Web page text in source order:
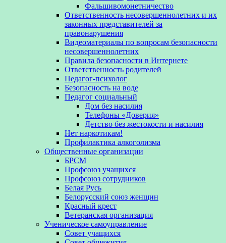
Фальшивомонетничество
Ответственность несовершеннолетних и их
законных представителей за
правонарушения
Видеоматериалы по вопросам безопасности
несовершеннолетних
Правила безопасности в Интернете
Ответственность родителей
Педагог-психолог
Безопасность на воде
Педагог социальный
Дом без насилия
Телефоны «Доверия»
Детство без жестокости и насилия
Нет наркотикам!
Профилактика алкоголизма
Общественные организации
БРСМ
Профсоюз учащихся
Профсоюз сотрудников
Белая Русь
Белорусский союз женщин
Красный крест
Ветеранская организация
Ученическое самоуправление
Совет учащихся